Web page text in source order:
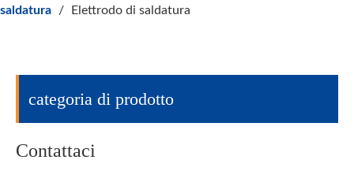
saldatura
/ Elettrodo di saldatura
categoria di prodotto
Contattaci